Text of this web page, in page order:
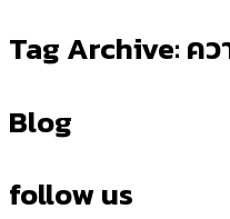
Tag Archive: ค
Blog
follow us